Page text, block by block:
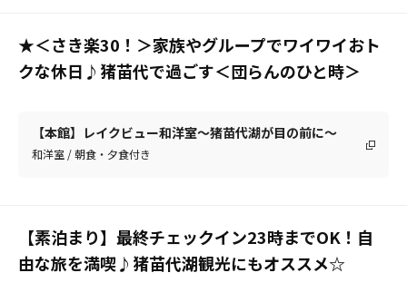
★＜さき楽30！＞家族やグループでワイワイおト
クな休日♪猪苗代で過ごす＜団らんのひと時＞
【本館】レイクビュー和洋室～猪苗代湖が目の前に～
和洋室 / 朝食・夕食付き
【素泊まり】最終チェックイン23時までOK！自
由な旅を満喫♪猪苗代湖観光にもオススメ☆